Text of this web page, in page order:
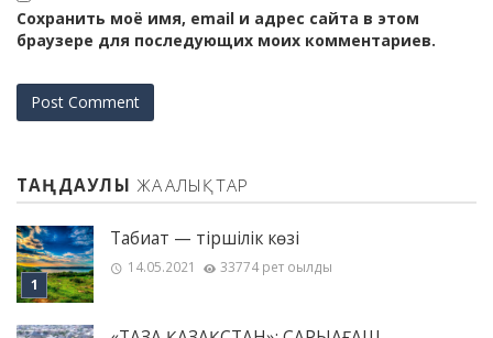
Сохранить моё имя, email и адрес сайта в этом
браузере для последующих моих комментариев.
ТАҢДАУЛЫ ЖАҢАЛЫҚТАР
Табиғат — тіршілік көзі
14.05.2021 33774 рет оқылды